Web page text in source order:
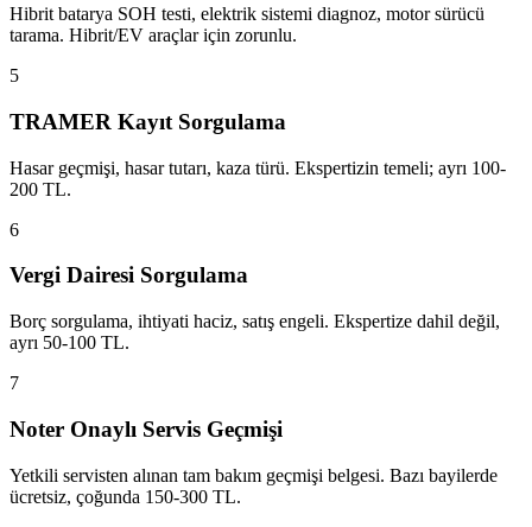
Hibrit batarya SOH testi, elektrik sistemi diagnoz, motor sürücü
tarama. Hibrit/EV araçlar için zorunlu.
5
TRAMER Kayıt Sorgulama
Hasar geçmişi, hasar tutarı, kaza türü. Ekspertizin temeli; ayrı 100-
200 TL.
6
Vergi Dairesi Sorgulama
Borç sorgulama, ihtiyati haciz, satış engeli. Ekspertize dahil değil,
ayrı 50-100 TL.
7
Noter Onaylı Servis Geçmişi
Yetkili servisten alınan tam bakım geçmişi belgesi. Bazı bayilerde
ücretsiz, çoğunda 150-300 TL.